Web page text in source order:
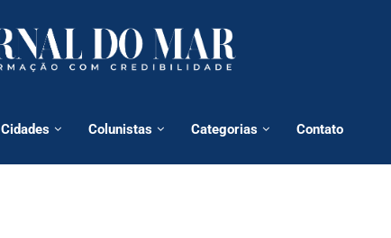
Cidades Colunistas Categorias Contato